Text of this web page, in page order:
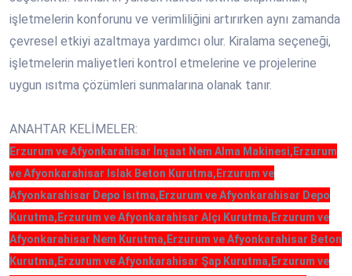
işletmelerin konforunu ve verimliliğini artırırken aynı zamanda
çevresel etkiyi azaltmaya yardımcı olur. Kiralama seçeneği,
işletmelerin maliyetleri kontrol etmelerine ve projelerine
uygun ısıtma çözümleri sunmalarına olanak tanır.
ANAHTAR KELİMELER:
Erzurum ve Afyonkarahisar İnşaat Nem Alma Makinesi,Erzurum
ve Afyonkarahisar Islak Beton Kurutma,Erzurum ve
Afyonkarahisar Depo Isıtma,Erzurum ve Afyonkarahisar Depo
Kurutma,Erzurum ve Afyonkarahisar Alçı Kurutma,Erzurum ve
Afyonkarahisar Nem Kurutma,Erzurum ve Afyonkarahisar Beton
Kurutma,Erzurum ve Afyonkarahisar Şap Kurutma,Erzurum ve